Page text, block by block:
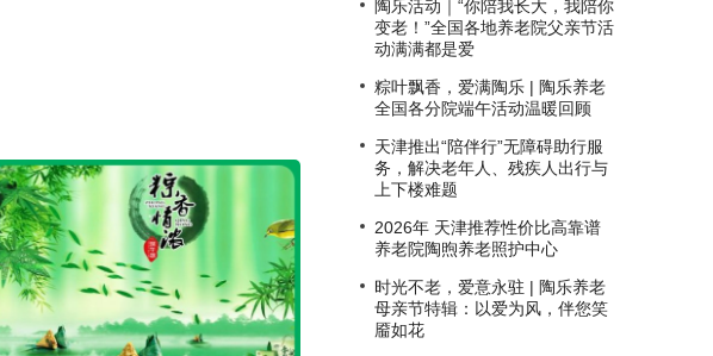
陶乐活动｜“你陪我长大，我陪你
变老！”全国各地养老院父亲节活
动满满都是爱
粽叶飘香，爱满陶乐 | 陶乐养老
全国各分院端午活动温暖回顾
天津推出“陪伴行”无障碍助行服
务，解决老年人、残疾人出行与
上下楼难题
2026年 天津推荐性价比高靠谱
养老院陶煦养老照护中心
时光不老，爱意永驻 | 陶乐养老
母亲节特辑：以爱为风，伴您笑
靥如花